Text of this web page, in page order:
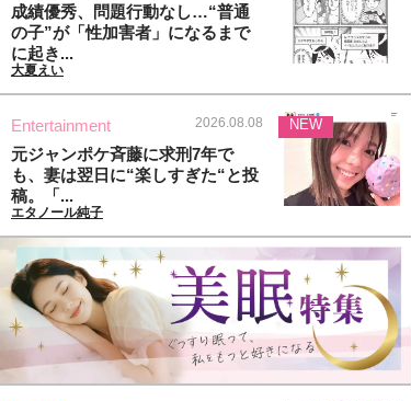
成績優秀、問題行動なし…“普通
の子”が「性加害者」になるまで
に起き...
大夏えい
Entertainment 2026.08.08
元ジャンポケ斉藤に求刑7年で
も、妻は翌日に“楽しすぎた“と投
稿。「...
エタノール純子
NEW